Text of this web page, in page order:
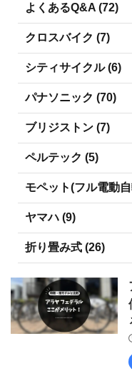
よくあるQ&A (72)
クロスバイク (7)
シティサイクル (6)
パナソニック (70)
ブリジストン (7)
ペルテック (5)
モペット(フル電動
ヤマハ (9)
折り畳み式 (26)